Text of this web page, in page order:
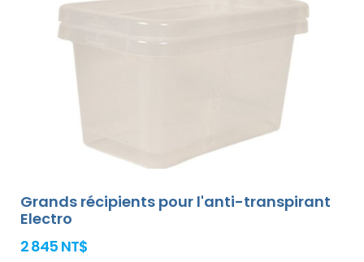
Grands récipients pour l'anti-transpirant
Electro
2 845 NT$